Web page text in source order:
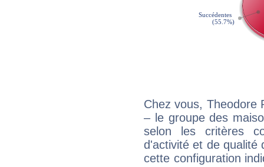
Chez vous, Theodore
– le groupe des
selon les critères
d'activité et de qualité
cette configuration